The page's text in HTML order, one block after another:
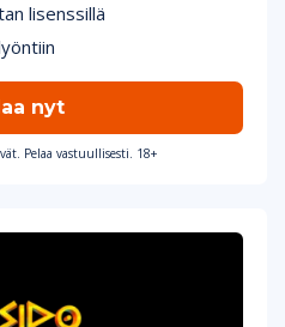
lisenssillä
nyt
Pelaa vastuullisesti. 18+